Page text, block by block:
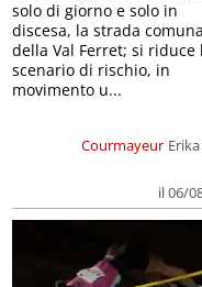
Courmayeur
il 06/
solo di giorno e solo in
discesa, la strada
della Val Ferret; si riduce
scenario di rischio, in
movimento u...